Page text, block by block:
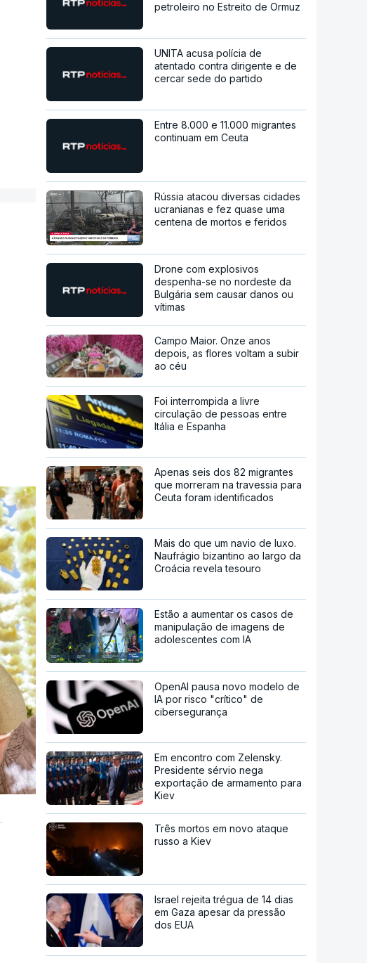
petroleiro no Estreito de Ormuz
UNITA acusa polícia de
atentado contra dirigente e de
cercar sede do partido
Entre 8.000 e 11.000 migrantes
continuam em Ceuta
Rússia atacou diversas cidades
ucranianas e fez quase uma
centena de mortos e feridos
Drone com explosivos
despenha-se no nordeste da
Bulgária sem causar danos ou
vítimas
Campo Maior. Onze anos
depois, as flores voltam a subir
ao céu
Foi interrompida a livre
circulação de pessoas entre
Itália e Espanha
Apenas seis dos 82 migrantes
que morreram na travessia para
Ceuta foram identificados
Mais do que um navio de luxo.
Naufrágio bizantino ao largo da
Croácia revela tesouro
Estão a aumentar os casos de
manipulação de imagens de
adolescentes com IA
OpenAI pausa novo modelo de
IA por risco "crítico" de
cibersegurança
Em encontro com Zelensky.
Presidente sérvio nega
exportação de armamento para
Kiev
Três mortos em novo ataque
russo a Kiev
Israel rejeita trégua de 14 dias
em Gaza apesar da pressão
dos EUA